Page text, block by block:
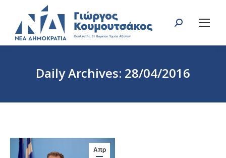
Search:
Daily Archives: 28/04/2016
Απρ